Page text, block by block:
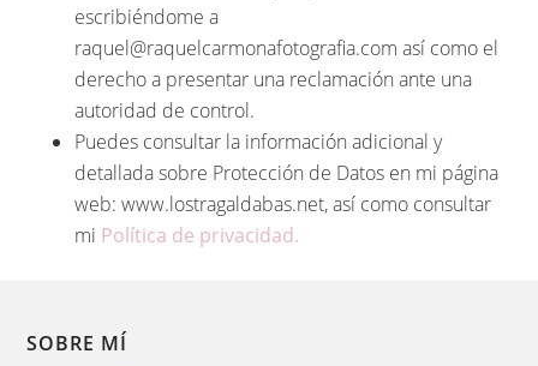
escribiéndome a
raquel@raquelcarmonafotografia.com así como el
derecho a presentar una reclamación ante una
autoridad de control.
Puedes consultar la información adicional y
detallada sobre Protección de Datos en mi página
web: www.lostragaldabas.net, así como consultar
mi Política de privacidad.
SOBRE MÍ